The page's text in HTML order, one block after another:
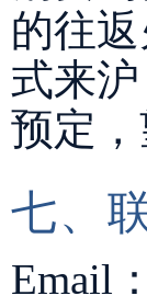
的往
式来
预定
七、
Email